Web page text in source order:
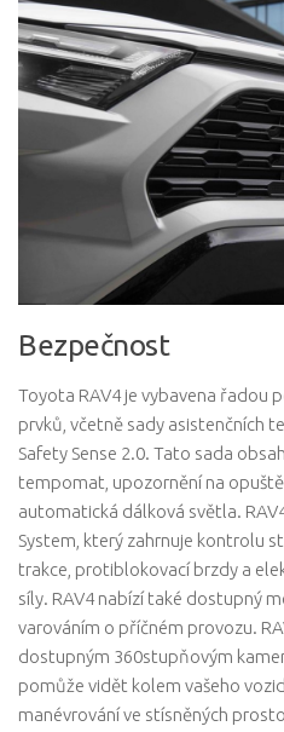
Bezpečnost
Toyota RAV4 je vybavena řadou
prvků, včetně sady asistenčních
Safety Sense 2.0. Tato sada
tempomat, upozornění na
automatická dálková světla.
System, který zahrnuje kontrolu
trakce, protiblokovací brzdy a
síly. RAV4 nabízí také dostupný
varováním o příčném provozu.
dostupným 360stupňovým
pomůže vidět kolem vašeho
manévrování ve stísněných